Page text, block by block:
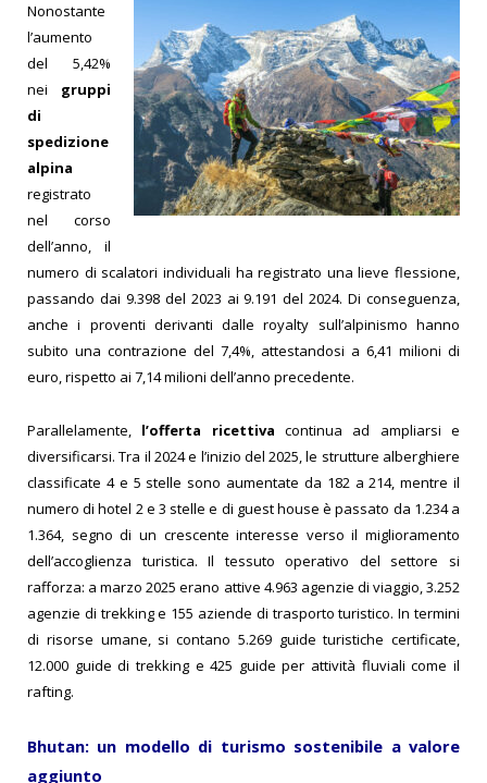
Nonostante
l’aumento
del 5,42%
nei gruppi
di
spedizione
alpina
registrato
nel corso
dell’anno, il
numero di scalatori individuali ha registrato una lieve flessione,
passando dai 9.398 del 2023 ai 9.191 del 2024. Di conseguenza,
anche i proventi derivanti dalle royalty sull’alpinismo hanno
subito una contrazione del 7,4%, attestandosi a 6,41 milioni di
euro, rispetto ai 7,14 milioni dell’anno precedente.
Parallelamente, l’offerta ricettiva continua ad ampliarsi e
diversificarsi. Tra il 2024 e l’inizio del 2025, le strutture alberghiere
classificate 4 e 5 stelle sono aumentate da 182 a 214, mentre il
numero di hotel 2 e 3 stelle e di guest house è passato da 1.234 a
1.364, segno di un crescente interesse verso il miglioramento
dell’accoglienza turistica. Il tessuto operativo del settore si
rafforza: a marzo 2025 erano attive 4.963 agenzie di viaggio, 3.252
agenzie di trekking e 155 aziende di trasporto turistico. In termini
di risorse umane, si contano 5.269 guide turistiche certificate,
12.000 guide di trekking e 425 guide per attività fluviali come il
rafting.
Bhutan: un modello di turismo sostenibile a valore
aggiunto